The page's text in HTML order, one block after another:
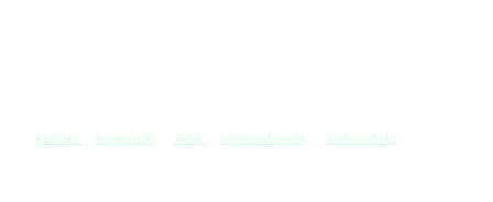
Kontakt Impressum AGB Widerrufsrecht Datenschutz